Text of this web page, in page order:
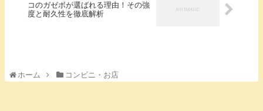
コのガゼボが選ばれる理由！その強
度と耐久性を徹底解析
ホーム コンビニ・お店